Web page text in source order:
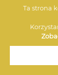
Ta strona